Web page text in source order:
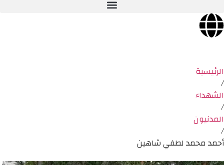
الرئيسية
/
الشهداء
/
المدنيون
/
أحمد محمد لطفي شاهين